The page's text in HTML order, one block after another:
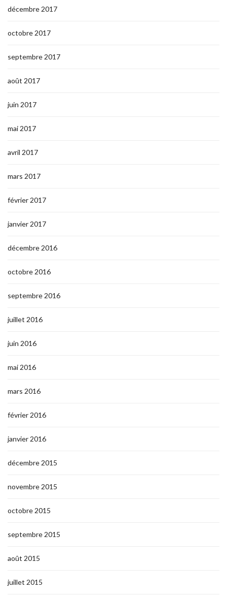
décembre 2017
octobre 2017
septembre 2017
août 2017
juin 2017
mai 2017
avril 2017
mars 2017
février 2017
janvier 2017
décembre 2016
octobre 2016
septembre 2016
juillet 2016
juin 2016
mai 2016
mars 2016
février 2016
janvier 2016
décembre 2015
novembre 2015
octobre 2015
septembre 2015
août 2015
juillet 2015